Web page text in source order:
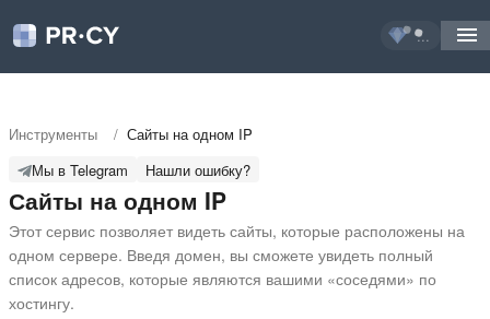
...
Инструменты / Сайты на одном IP
Сайты на одном IP
Мы в Telegram Нашли ошибку?
Этот сервис позволяет видеть сайты, которые расположены на
одном сервере. Введя домен, вы сможете увидеть полный
список адресов, которые являются вашими «соседями» по
хостингу.